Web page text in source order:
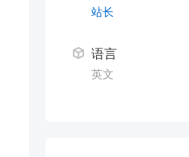
站长
语言
英文